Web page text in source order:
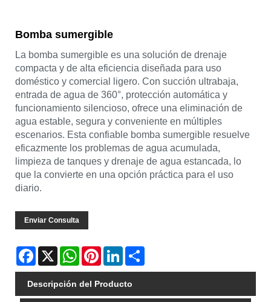
Bomba sumergible
La bomba sumergible es una solución de drenaje
compacta y de alta eficiencia diseñada para uso
doméstico y comercial ligero. Con succión ultrabaja,
entrada de agua de 360°, protección automática y
funcionamiento silencioso, ofrece una eliminación de
agua estable, segura y conveniente en múltiples
escenarios. Esta confiable bomba sumergible resuelve
eficazmente los problemas de agua acumulada,
limpieza de tanques y drenaje de agua estancada, lo
que la convierte en una opción práctica para el uso
diario.
Enviar Consulta
Facebook
X WhatsAppPinterestLinkedIn
Descripción del Producto